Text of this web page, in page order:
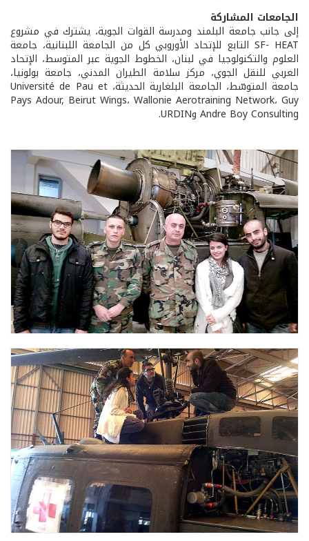
الجامعات المشاركة
إلى جانب جامعة البلمند ومدرسة القوات الجوية، يشترك في مشروع
SF- HEAT التابع للإتحاد الأوروبي كل من الجامعة اللبنانية، جامعة
العلوم والتكنولوجيا في لبنان، الخطوط الجوية عبر المتوسط، الإتحاد
العربي للنقل الجوي، مركز سلامة الطيران المدني، جامعة بولونيا،
جامعة المتوسّط، الجامعة البلغارية الحديثة، Université de Pau et
Pays Adour, Beirut Wings، Wallonie Aerotraining Network، Guy
Andre Boy Consulting وURDIN.